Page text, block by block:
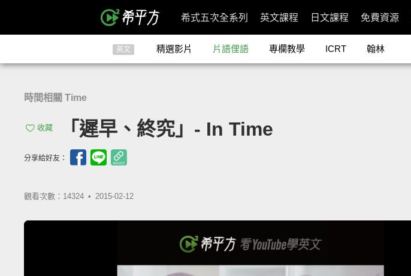
希式五次全系列 英文課程 日文課程 免費資源
英文 精選影片 片語俚語 專欄教學 ICRT 翰林
時間相關 Time
收藏 「遲早、終究」- In Time
分享給好友：
觀看次數：14324 • 2015-02-12